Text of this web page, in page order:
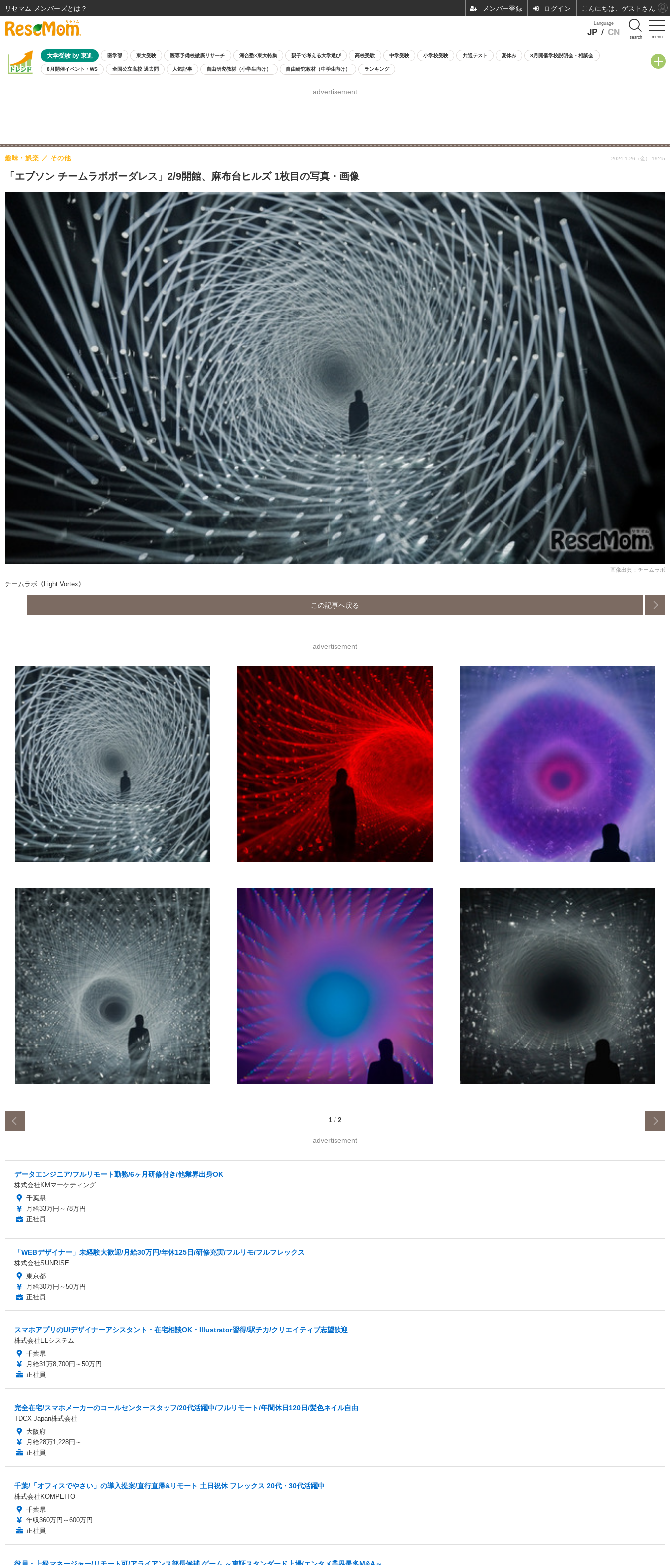
menu
Language
JP / CN search
大学受験 by 東進 医学部 東大受験 医専予備校徹底リサーチ 河合塾×東大特集 親子で考える大学選び 高校受験 中学受験 小学校受験 共通テスト 夏休み 8月開催学校説明会・相談会
8月開催イベント・WS 全国公立高校 過去問 人気記事 自由研究教材（小学生向け） 自由研究教材（中学生向け） ランキング
advertisement
「エプソン チームラボボーダレス」2/9開館、麻布台ヒルズ 1枚目の写真・画像
趣味・娯楽 その他 2024.1.26（金） 19:45
画像出典：チームラボ
チームラボ《Light Vortex》
この記事へ戻る
advertisement
1 / 2
advertisement
データエンジニア/フルリモート勤務/6ヶ月研修付き/他業界出身OK
株式会社KMマーケティング
千葉県
月給33万円～78万円
正社員
「WEBデザイナー」未経験大歓迎/月給30万円/年休125日/研修充実/フルリモ/フルフレックス
株式会社SUNRISE
東京都
月給30万円～50万円
正社員
スマホアプリのUIデザイナーアシスタント・在宅相談OK・Illustrator習得/駅チカ/クリエイティブ志望歓迎
株式会社ELシステム
千葉県
月給31万8,700円～50万円
正社員
完全在宅/スマホメーカーのコールセンタースタッフ/20代活躍中/フルリモート/年間休日120日/髪色ネイル自由
TDCX Japan株式会社
大阪府
月給28万1,228円～
正社員
千葉/「オフィスでやさい」の導入提案/直行直帰&リモート 土日祝休 フレックス 20代・30代活躍中
株式会社KOMPEITO
千葉県
年収360万円～600万円
正社員
リセマム メンバーズ ログイン こんにちは、ゲストさん